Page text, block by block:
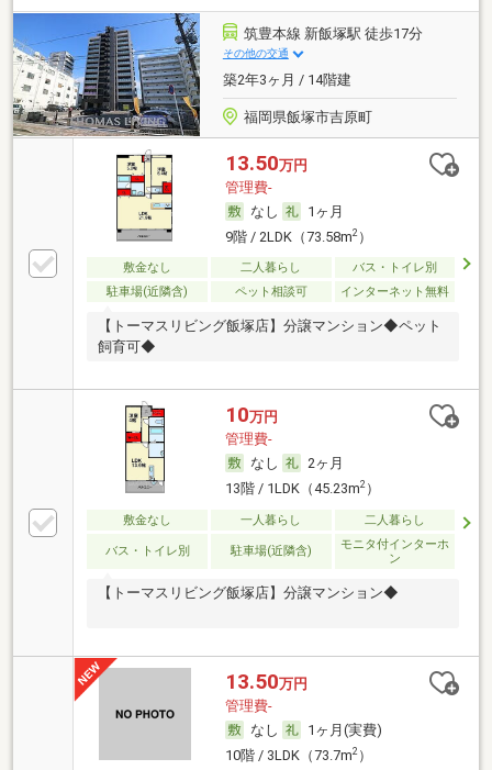
筑豊本線 新飯塚駅 徒歩17分
その他の交通
築2年3ヶ月 / 14階建
福岡県飯塚市吉原町
13.50万円
管理費-
なし
1ヶ月
9階 / 2LDK（73.58m2）
敷金なし 二人暮らし
バス・トイレ別
駐車場(近隣含)
ペット相談可 インターネット無料
【トーマスリビング飯塚店】分譲マンション◆ペット
飼育可◆
10万円
管理費-
なし
2ヶ月
13階 / 1LDK（45.23m2）
敷金なし 一人暮らし 二人暮らし
バス・トイレ別 駐車場(近隣含)
モニタ付インターホ
ン
【トーマスリビング飯塚店】分譲マンション◆
13.50万円
管理費-
なし
1ヶ月(実費)
10階 / 3LDK（73.7m2）